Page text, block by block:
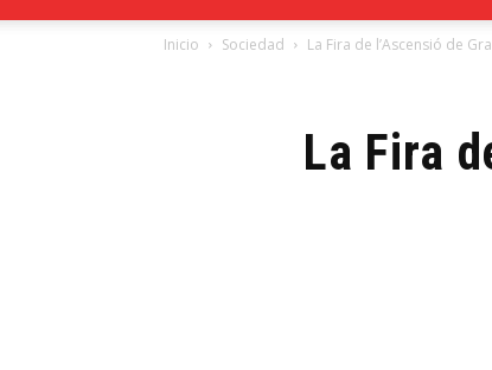
Inicio Sociedad La Fira de l’Ascensió de
La Fira